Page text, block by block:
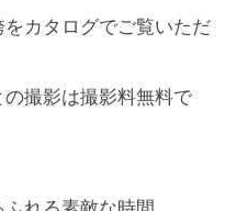
カタログでご覧いただ
撮影は撮影料無料で